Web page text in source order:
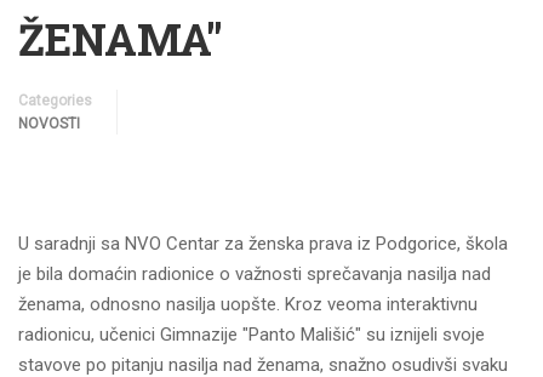
ŽENAMA"
Categories
NOVOSTI
U saradnji sa NVO Centar za ženska prava iz Podgorice, škola
je bila domaćin radionice o važnosti sprečavanja nasilja nad
ženama, odnosno nasilja uopšte. Kroz veoma interaktivnu
radionicu, učenici Gimnazije "Panto Mališić" su iznijeli svoje
stavove po pitanju nasilja nad ženama, snažno osudivši svaku